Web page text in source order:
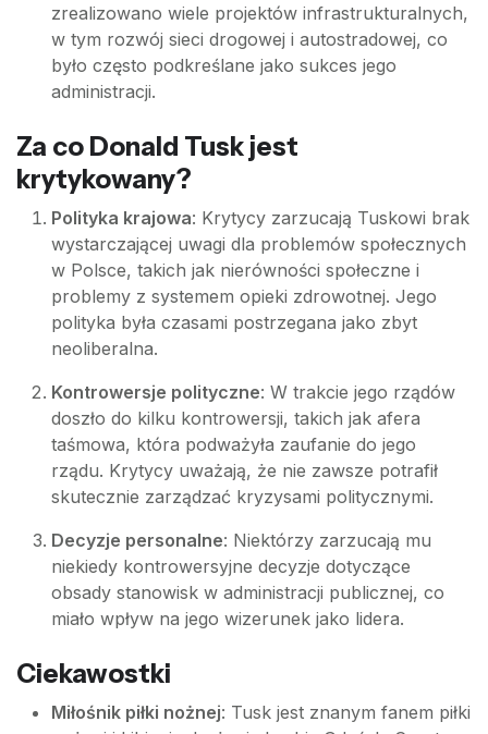
zrealizowano wiele projektów infrastrukturalnych,
w tym rozwój sieci drogowej i autostradowej, co
było często podkreślane jako sukces jego
administracji.
Za co Donald Tusk jest
krytykowany?
Polityka krajowa: Krytycy zarzucają Tuskowi brak
wystarczającej uwagi dla problemów społecznych
w Polsce, takich jak nierówności społeczne i
problemy z systemem opieki zdrowotnej. Jego
polityka była czasami postrzegana jako zbyt
neoliberalna.
Kontrowersje polityczne: W trakcie jego rządów
doszło do kilku kontrowersji, takich jak afera
taśmowa, która podważyła zaufanie do jego
rządu. Krytycy uważają, że nie zawsze potrafił
skutecznie zarządzać kryzysami politycznymi.
Decyzje personalne: Niektórzy zarzucają mu
niekiedy kontrowersyjne decyzje dotyczące
obsady stanowisk w administracji publicznej, co
miało wpływ na jego wizerunek jako lidera.
Ciekawostki
Miłośnik piłki nożnej: Tusk jest znanym fanem piłki